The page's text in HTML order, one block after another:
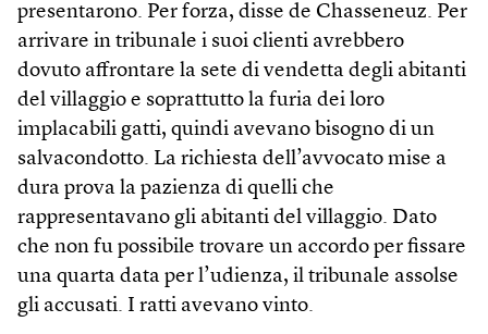
presentarono. Per forza, disse de Chasseneuz. Per
arrivare in tribunale i suoi clienti avrebbero
dovuto affrontare la sete di vendetta degli abitanti
del villaggio e soprattutto la furia dei loro
implacabili gatti, quindi avevano bisogno di un
salvacondotto. La richiesta dell’avvocato mise a
dura prova la pazienza di quelli che
rappresentavano gli abitanti del villaggio. Dato
che non fu possibile trovare un accordo per fissare
una quarta data per l’udienza, il tribunale assolse
gli accusati. I ratti avevano vinto.